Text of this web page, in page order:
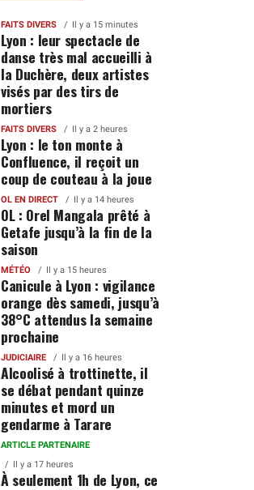
FAITS DIVERS Il y a 15 minutes
Lyon : leur spectacle de
danse très mal accueilli à
la Duchère, deux artistes
visés par des tirs de
mortiers
FAITS DIVERS Il y a 2 heures
Lyon : le ton monte à
Confluence, il reçoit un
coup de couteau à la joue
OL EN DIRECT Il y a 14 heures
OL : Orel Mangala prêté à
Getafe jusqu’à la fin de la
saison
MÉTÉO Il y a 15 heures
Canicule à Lyon : vigilance
orange dès samedi, jusqu’à
38°C attendus la semaine
prochaine
JUDICIAIRE Il y a 16 heures
Alcoolisé à trottinette, il
se débat pendant quinze
minutes et mord un
gendarme à Tarare
ARTICLE PARTENAIRE
Il y a 17 heures
À seulement 1h de Lyon, ce